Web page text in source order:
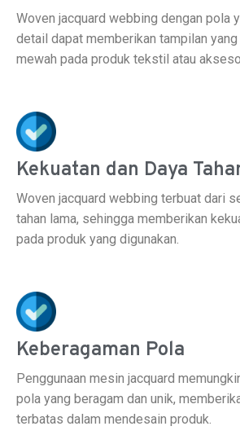
Woven jacquard webbing dengan pola
detail dapat memberikan tampilan yang
mewah pada produk tekstil atau
Kekuatan dan Daya
Woven jacquard webbing terbuat dari
tahan lama, sehingga memberikan
pada produk yang digunakan.
Keberagaman Pola
Penggunaan mesin jacquard
pola yang beragam dan unik,
terbatas dalam mendesain produk.